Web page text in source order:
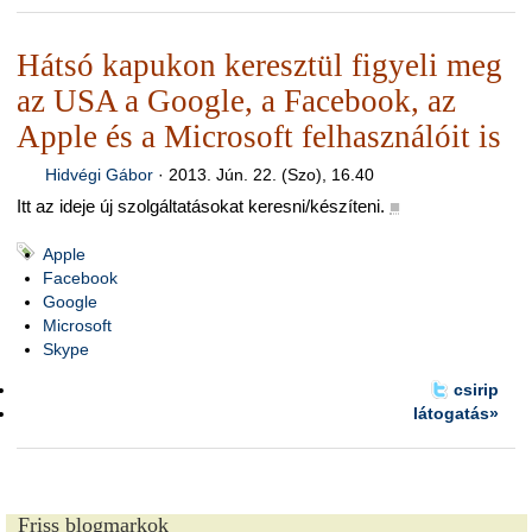
Hátsó kapukon keresztül figyeli meg
az USA a Google, a Facebook, az
Apple és a Microsoft felhasználóit is
Hidvégi Gábor· 2013. Jún. 22. (Szo), 16.40
Itt az ideje új szolgáltatásokat keresni/készíteni. ■
Apple
Facebook
Google
Microsoft
Skype
csirip
látogatás»
Friss blogmarkok